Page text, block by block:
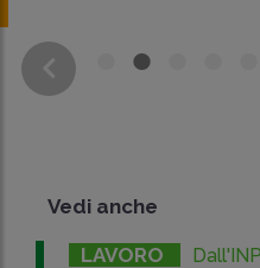
Vedi anche
LAVORO